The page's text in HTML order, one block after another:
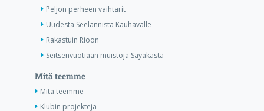
Peljon perheen vaihtarit
Uudesta Seelannista Kauhavalle
Rakastuin Rioon
Seitsenvuotiaan muistoja Sayakasta
Mitä teemme
Mitä teemme
Klubin projekteja